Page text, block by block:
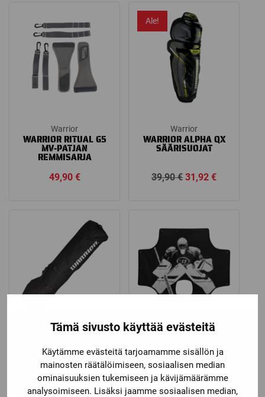
Tämä sivusto käyttää evästeitä
Käytämme evästeitä tarjoamamme sisällön ja
mainosten räätälöimiseen, sosiaalisen median
ominaisuuksien tukemiseen ja kävijämäärämme
analysoimiseen. Lisäksi jaamme sosiaalisen median,
Warrior
WARRIOR RITUAL G5
MV-PATJAN
REMMISARJA
49,90 €
Ale!
Warrior
WARRIOR ALPHA QX
SÄÄRISUOJAT
39,90€ Alkuperäinen
31,92€Nykyinen
WARRIOR EB TEAM
MAILAKASSI RULLILLA
129,00€
WARRIOR PRO
SHOOTER TUTOR
”KYLMÄKALLE” 72″
MAALIIN
74,90€